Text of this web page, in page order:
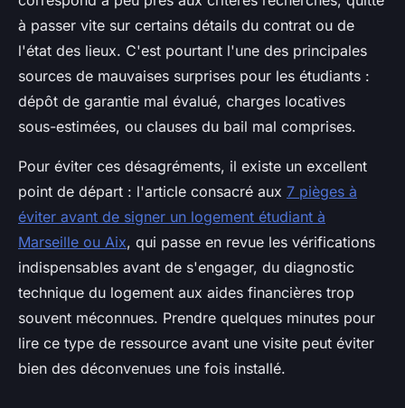
à passer vite sur certains détails du contrat ou de
l'état des lieux. C'est pourtant l'une des principales
sources de mauvaises surprises pour les étudiants :
dépôt de garantie mal évalué, charges locatives
sous-estimées, ou clauses du bail mal comprises.
Pour éviter ces désagréments, il existe un excellent
point de départ : l'article consacré aux 7 pièges à
éviter avant de signer un logement étudiant à
Marseille ou Aix, qui passe en revue les vérifications
indispensables avant de s'engager, du diagnostic
technique du logement aux aides financières trop
souvent méconnues. Prendre quelques minutes pour
lire ce type de ressource avant une visite peut éviter
bien des déconvenues une fois installé.